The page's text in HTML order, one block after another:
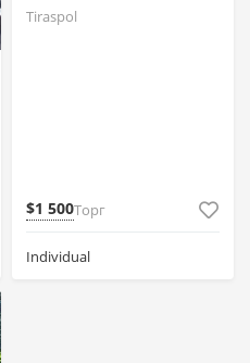
Tiraspol
$1 500Торг
Individual